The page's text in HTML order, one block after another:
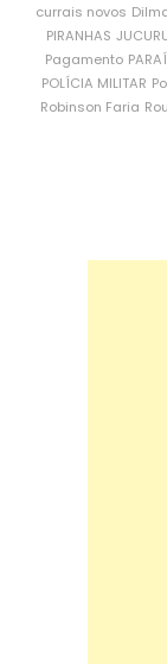
currais novos
PIRANHAS
Pagamento
POLÍCIA MILITAR
Robinson Faria